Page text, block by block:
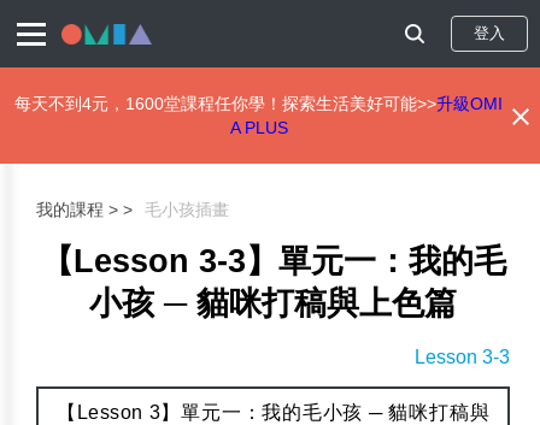
登入
每天不到4元，1600堂課程任你學！探索生活美好可能>>升級OMI
A PLUS
我的課程 > 毛小孩插畫
【Lesson 3-3】單元一：我的毛
小孩 ─ 貓咪打稿與上色篇
Lesson 3-3
【Lesson 3】單元一：我的毛小孩 ─ 貓咪打稿與